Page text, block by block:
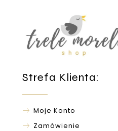
Strefa Klienta:
Moje Konto
Zamówienie